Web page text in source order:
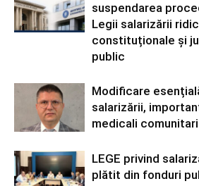
suspendarea
Legii salarizării
constituționale și
public
Modificare
salarizării,
medicali comunitari
LEGE privind
plătit din fonduri